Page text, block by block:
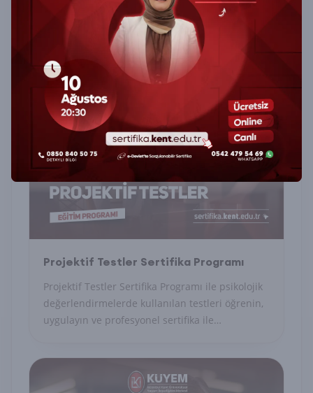
Projektif Testler Sertifika Programı
Projektif Testler Sertifika Programı ile psikolojik
değerlendirmelerde kullanılan testleri öğrenin,
uygulayın ve profesyonel sertifika ile